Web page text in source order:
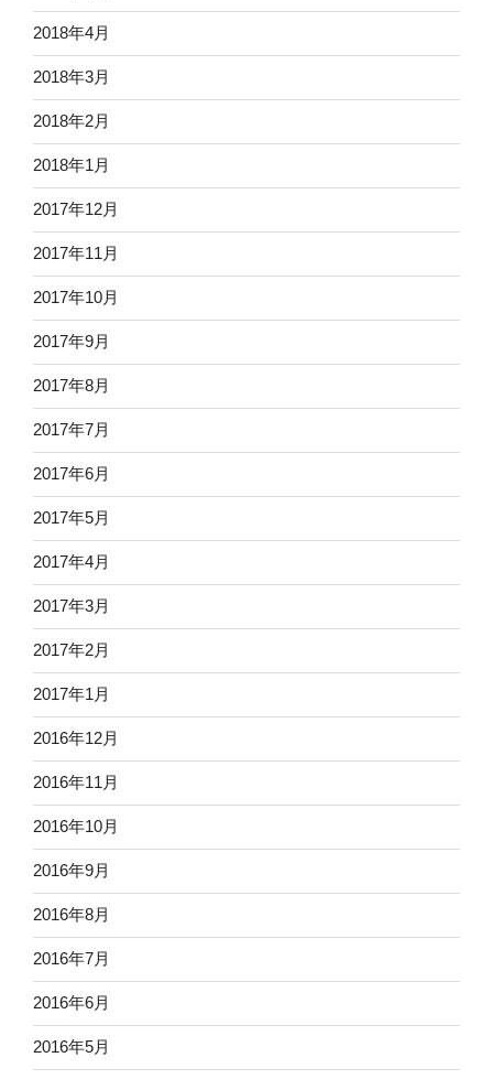
2018年4月
2018年3月
2018年2月
2018年1月
2017年12月
2017年11月
2017年10月
2017年9月
2017年8月
2017年7月
2017年6月
2017年5月
2017年4月
2017年3月
2017年2月
2017年1月
2016年12月
2016年11月
2016年10月
2016年9月
2016年8月
2016年7月
2016年6月
2016年5月